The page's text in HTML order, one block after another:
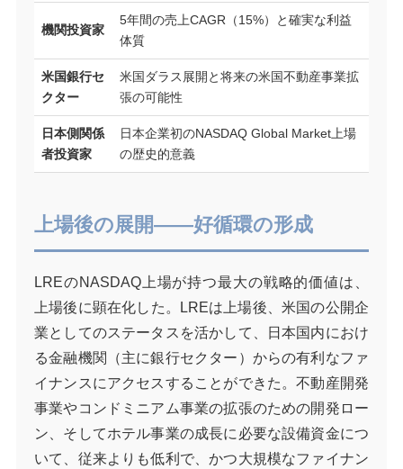
機関投資家
5年間の売上CAGR（15%）と確実な利益
体質
米国銀行セ
クター
米国ダラス展開と将来の米国不動産事業拡
張の可能性
日本側関係
者投資家
日本企業初のNASDAQ Global Market上場
の歴史的意義
上場後の展開——好循環の形成
LREのNASDAQ上場が持つ最大の戦略的価値は、
上場後に顕在化した。LREは上場後、米国の公開企
業としてのステータスを活かして、日本国内におけ
る金融機関（主に銀行セクター）からの有利なファ
イナンスにアクセスすることができた。不動産開発
事業やコンドミニアム事業の拡張のための開発ロー
ン、そしてホテル事業の成長に必要な設備資金につ
いて、従来よりも低利で、かつ大規模なファイナン